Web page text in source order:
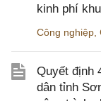
kinh phí
Công nghiệp
Quyết định
dân tỉnh